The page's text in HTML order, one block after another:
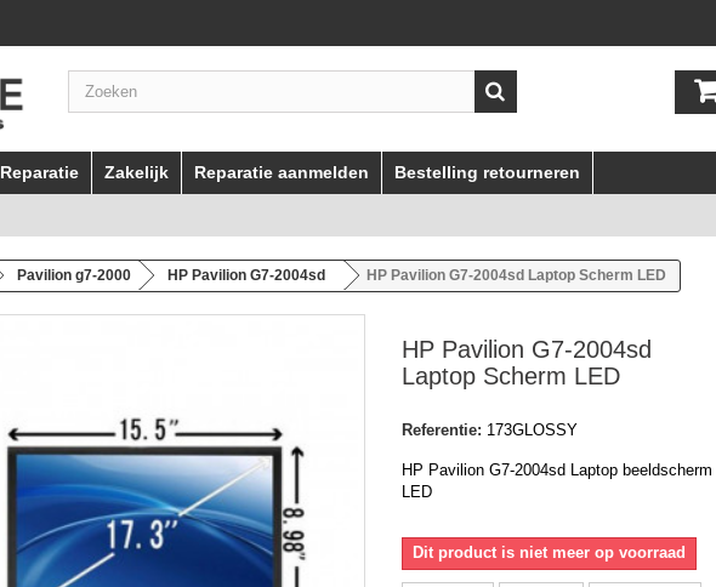
Reparatie Zakelijk Reparatie aanmelden Bestelling retourneren
Pavilion g7-2000 HP Pavilion G7-2004sd HP Pavilion G7-2004sd Laptop Scherm LED
HP Pavilion G7-2004sd
Laptop Scherm LED
Referentie: 173GLOSSY
HP Pavilion G7-2004sd Laptop beeldscherm
LED
Dit product is niet meer op voorraad